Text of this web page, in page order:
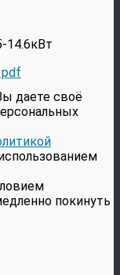
14.6кВт
даете своё
покинуть